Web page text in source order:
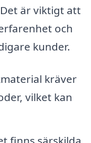
är viktigt att
och
kunder.
kräver
vilket kan